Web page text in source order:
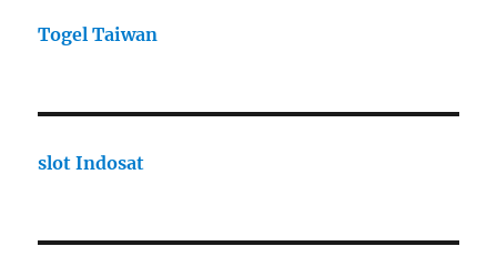
Togel Taiwan
slot Indosat